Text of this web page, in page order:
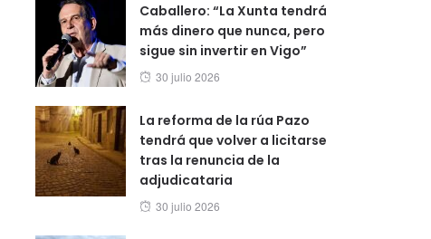
Caballero: “La Xunta tendrá
más dinero que nunca, pero
sigue sin invertir en Vigo”
Posted
30 julio 2026
La reforma de la rúa Pazo
tendrá que volver a licitarse
tras la renuncia de la
adjudicataria
Posted
30 julio 2026